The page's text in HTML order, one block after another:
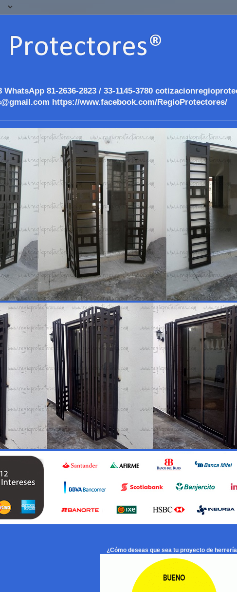
Protectores®
WhatsApp 81-2636-2823 / 33-1145-3780
https://www.facebook.com/RegioProtectores/
¿Cómo deseas que sea tu proyecto de